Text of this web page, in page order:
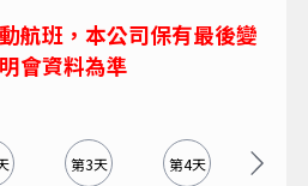
航班，本公司保有最後變
會資料為準
第3天 第4天